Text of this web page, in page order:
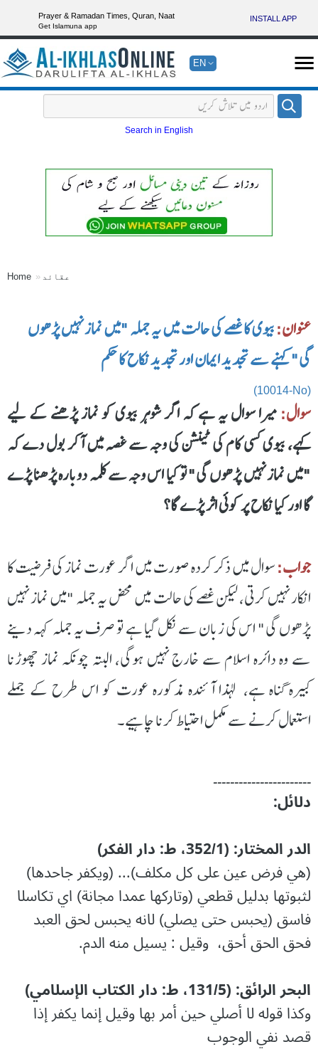
Prayer & Ramadan Times, Quran, Naat
Get Islamuna app
INSTALL APP
EN
Search in English
Home عقائد
عنوان:بیوی کا غصے کی حالت میں یہ جملہ "میں نماز نہیں پڑھوں
گی" کہنے سے تجدید ایمان اور تجدید نکاح کا حکم
(10014-No)
سوال:میرا سوال یہ ہے کہ اگر شوہر بیوی کو نماز پڑھنے کے لیے
کہے، بیوی کسی کام کی ٹینشن کی وجہ سے غصہ میں آکر بول دے کہ
"میں نماز نہیں پڑھوں گی" تو کیا اس وجہ سے کلمہ دوبارہ پڑھنا پڑے
گا اور کیا نکاح پر کوئی اثر پڑے گا؟
جواب:سوال میں ذکر کرده صورت میں اگر عورت نماز کی فرضیت کا
انکار نہیں کرتی، لیکن غصے کی حالت میں محض یہ جملہ "میں نماز نہیں
پڑھوں گی" اس کی زبان سے نکل گیا ہے تو صرف یہ جملہ کہہ دینے
سے وہ دائرہ اسلام سے خارج نہیں ہوگی، البتہ چونکہ نماز چھوڑنا
کبیرہ گناہ ہے، لہذا آئندہ مذکورہ عورت کو اس طرح کے جملے
استعمال کرنے سے مکمل احتیاط کرنا چاہیے۔
۔۔۔۔۔۔۔۔۔۔۔۔۔۔۔۔۔۔۔۔۔۔۔
دلائل:
الدر المختار: (352/1، ط: دار الفكر)
(هي فرض عين على كل مكلف)... (ويكفر جاحدها)
لثبوتها بدليل قطعي (وتاركها عمدا مجانة) اي تكاسلا
فاسق (يحبس حتى يصلي) لانه يحبس لحق العبد
فحق الحق أحق، وقيل : يسيل منه الدم.
البحر الرائق: (131/5، ط: دار الكتاب الإسلامي)
وكذا قوله لا أصلي حين أمر بها وقيل إنما يكفر إذا
قصد نفي الوجوب